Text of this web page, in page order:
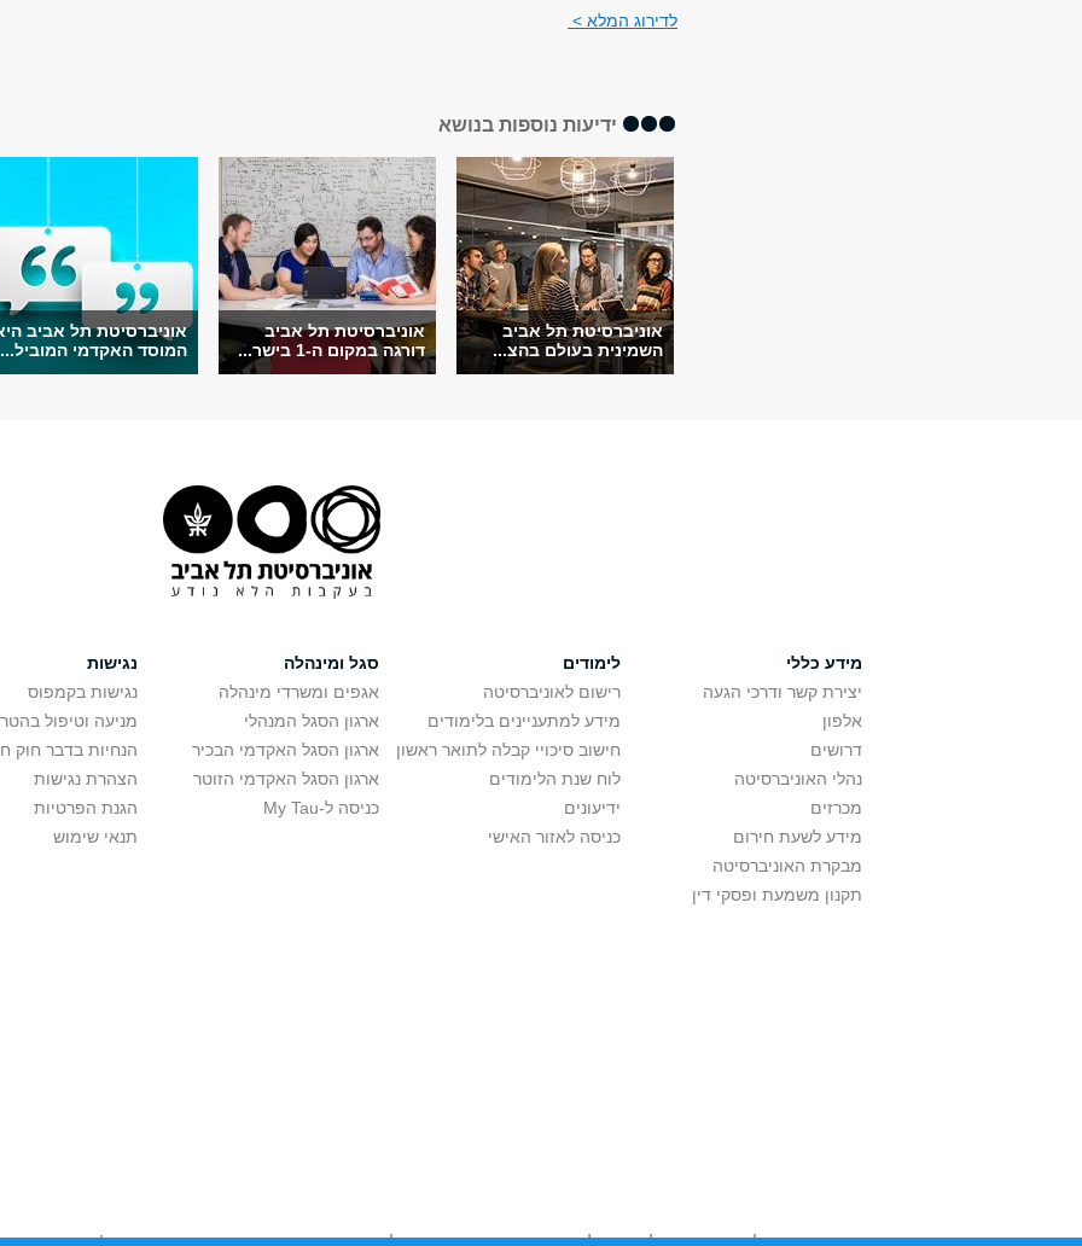
לדירוג המלא >
ידיעות נוספות בנושא
אוניברסיטת תל אביב
השמינית בעולם בהצ...
אוניברסיטת תל אביב
דורגה במקום ה-1 בישר...
אוניברסיטת תל אביב
המוסד האקדמי המוביל...
מידע כללי
יצירת קשר ודרכי הגעה
אלפון
דרושים
נהלי האוניברסיטה
מכרזים
מידע לשעת חירום
מבקרת האוניברסיטה
תקנון משמעת ופסקי דין
לימודים
רישום לאוניברסיטה
מידע למתעניינים בלימודים
חישוב סיכויי קבלה לתואר ראשון
לוח שנת הלימודים
ידיעונים
כניסה לאזור האישי
סגל ומינהלה
אגפים ומשרדי מינהלה
ארגון הסגל המנהלי
ארגון הסגל האקדמי הבכיר
ארגון הסגל האקדמי הזוטר
כניסה ל-My Tau
נגישות
נגישות בקמפוס
מניעה וטיפול
הנחיות בדבר חוק
הצהרת נגישות
הגנת הפרטיות
תנאי שימוש
אוניברסיטת תל אביב עושה כל מאמץ לכבד זכויות יוצרים. אם בבעלותך זכויות יוצרים בתכנים שנמצאים פה ו/או השימוש